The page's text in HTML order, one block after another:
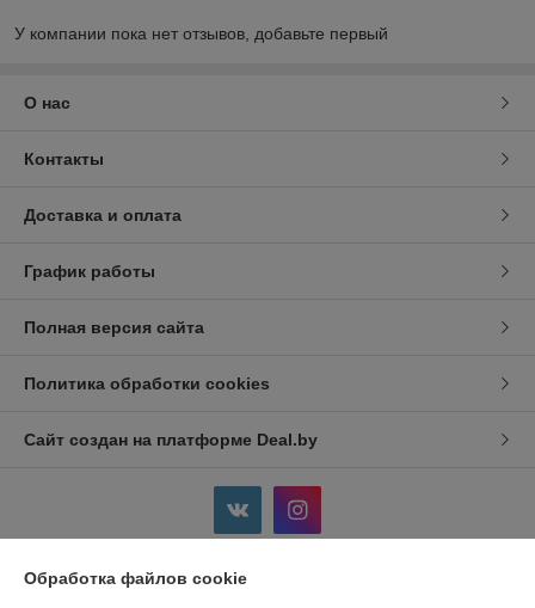
У компании пока нет отзывов, добавьте первый
О нас
Контакты
Доставка и оплата
График работы
Полная версия сайта
Политика обработки cookies
Сайт создан на платформе Deal.by
Обработка файлов cookie